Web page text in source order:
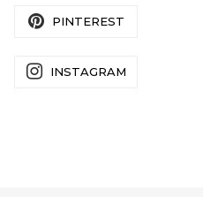
PINTEREST
INSTAGRAM